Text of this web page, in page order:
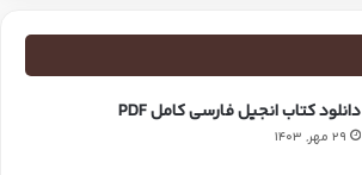
دانلود کتاب انجیل فارسی کامل PDF
29 مهر, 1403